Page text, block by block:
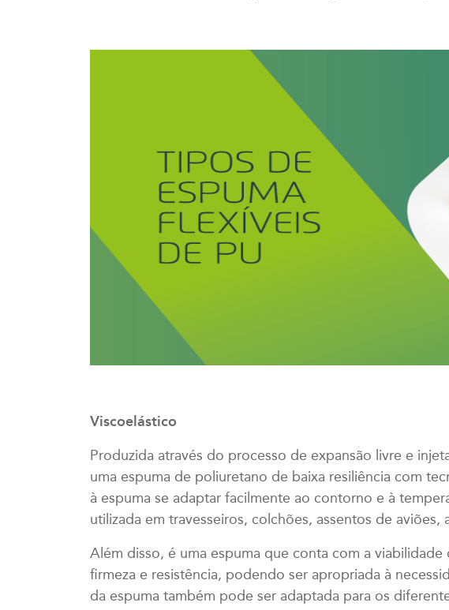
Viscoelástico
Produzida através do processo de expansão livre e
uma espuma de poliuretano de baixa resiliência com
à espuma se adaptar facilmente ao contorno e à
utilizada em travesseiros, colchões, assentos de
Além disso, é uma espuma que conta com a
firmeza e resistência, podendo ser apropriada à
da espuma também pode ser adaptada para os